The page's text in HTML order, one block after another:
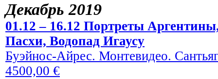
Декабрь 2019
01.12 – 16.12 Портреты
Пасхи, Водопад Игаусу
Буэйнос-Айрес. Монтевидео.
4500,00 €